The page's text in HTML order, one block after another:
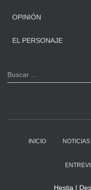
OPINIÓN
EL PERSONAJE
B
u
Buscar …
INICIO NOTICIAS
Hestia |